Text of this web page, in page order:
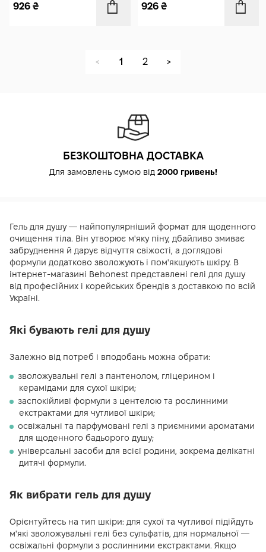
926 ₴ 926 ₴
< 1 2 >
БЕЗКОШТОВНА ДОСТАВКА
Для замовлень сумою від 2000 гривень!
Гель для душу — найпопулярніший формат для щоденного
очищення тіла. Він утворює м'яку піну, дбайливо змиває
забруднення й дарує відчуття свіжості, а доглядові
формули додатково зволожують і пом'якшують шкіру. В
інтернет-магазині Behonest представлені гелі для душу
від професійних і корейських брендів з доставкою по всій
Україні.
Які бувають гелі для душу
Залежно від потреб і вподобань можна обрати:
зволожувальні гелі з пантенолом, гліцерином і
керамідами для сухої шкіри;
заспокійливі формули з центелою та рослинними
екстрактами для чутливої шкіри;
освіжальні та парфумовані гелі з приємними ароматами
для щоденного бадьорого душу;
універсальні засоби для всієї родини, зокрема делікатні
дитячі формули.
Як вибрати гель для душу
Орієнтуйтесь на тип шкіри: для сухої та чутливої підійдуть
м'які зволожувальні гелі без сульфатів, для нормальної —
освіжальні формули з рослинними екстрактами. Якщо